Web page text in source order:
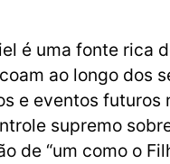
é uma fonte rica
ao longo dos
e eventos futuros
supremo
de “um como o